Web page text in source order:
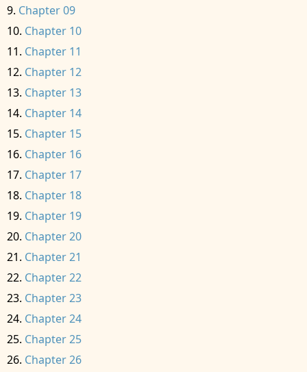
Chapter 09
Chapter 10
Chapter 11
Chapter 12
Chapter 13
Chapter 14
Chapter 15
Chapter 16
Chapter 17
Chapter 18
Chapter 19
Chapter 20
Chapter 21
Chapter 22
Chapter 23
Chapter 24
Chapter 25
Chapter 26